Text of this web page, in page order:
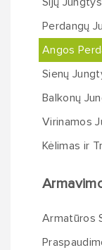
Perdangų
Angos
Sienų
Balkonų
Virinamos
Kėlimas ir
Armatūros